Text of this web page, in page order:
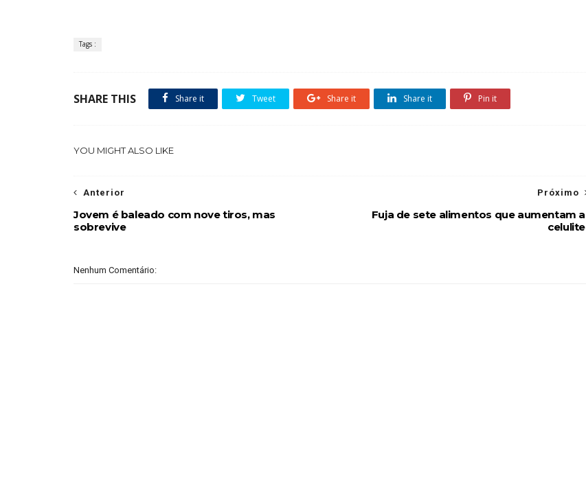
Tags :
SHARE THIS Share it Tweet Share it Share it Pin it
YOU MIGHT ALSO LIKE
Próximo
Fuja de sete alimentos que aumentam a
celulite
Anterior
Jovem é baleado com nove tiros, mas
sobrevive
Nenhum Comentário: